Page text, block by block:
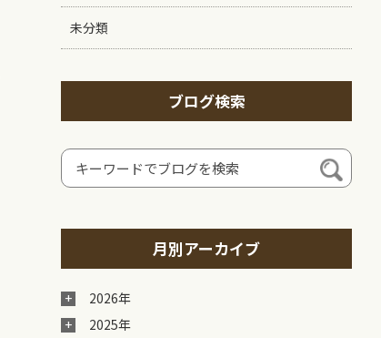
未分類
ブログ検索
月別アーカイブ
2026年
2025年